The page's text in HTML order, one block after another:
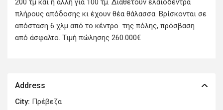
200 τμ και η άλλη για 100 τμ. Διαθέτουν ελαιόδεντρα
πλήρους απόδοσης κι έχουν θέα θάλασσα. Βρίσκονται σε
απόσταση 6 χλμ από το κέντρο της πόλης, πρόσβαση
από άσφαλτο. Τιμή πώλησης 260.000€
Address
City: Πρέβεζα